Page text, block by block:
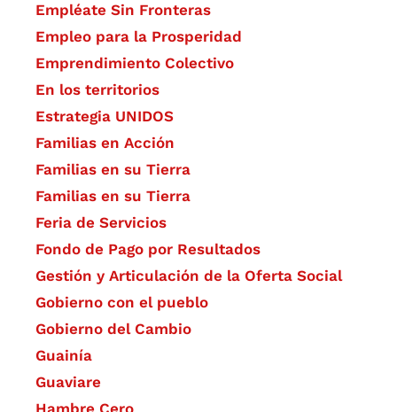
Empléate Sin Fronteras
Empleo para la Prosperidad
Emprendimiento Colectivo
En los territorios
Estrategia UNIDOS
Familias en Acción
Familias en su Tierra
Familias en su Tierra
Feria de Servicios
Fondo de Pago por Resultados
Gestión y Articulación de la Oferta Social
Gobierno con el pueblo
Gobierno del Cambio
Guainía
Guaviare